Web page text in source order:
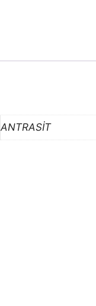
ANTRASİT